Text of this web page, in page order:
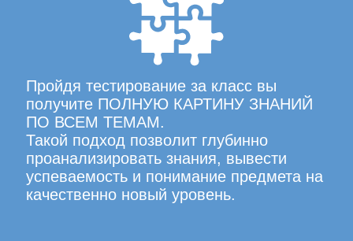
Пройдя тестирование за класс вы
получите ПОЛНУЮ КАРТИНУ ЗНАНИЙ
ПО ВСЕМ ТЕМАМ.
Такой подход позволит глубинно
проанализировать знания, вывести
успеваемость и понимание предмета на
качественно новый уровень.